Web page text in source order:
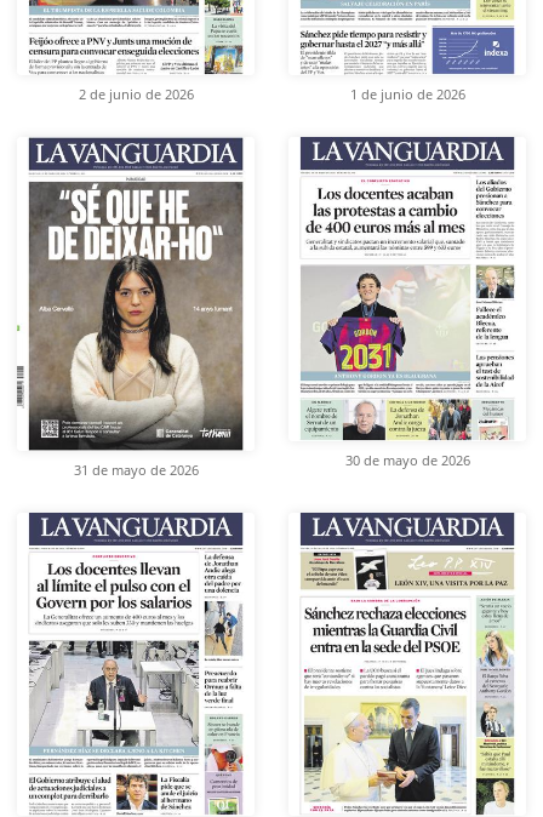
2 de junio de 2026 1 de junio de 2026
31 de mayo de 2026
30 de mayo de 2026